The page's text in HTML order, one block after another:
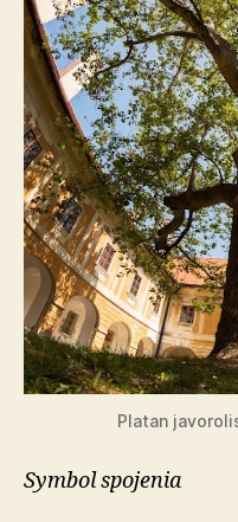
Platan
Symbol spojenia